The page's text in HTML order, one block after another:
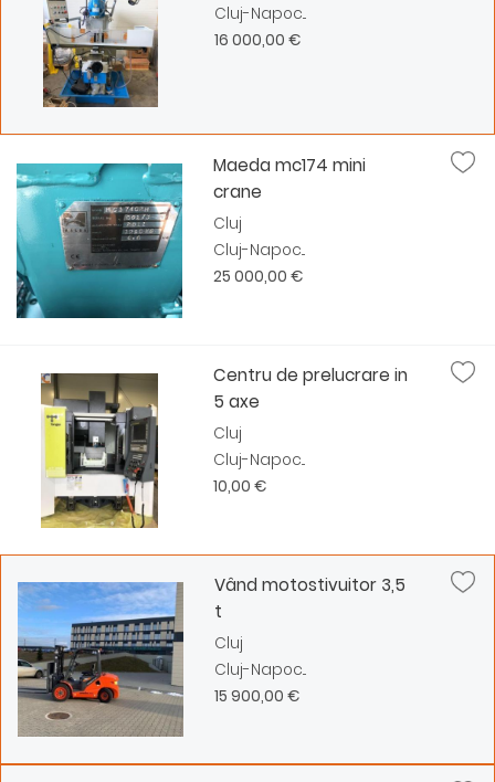
Cluj-Napoc...
16 000,00 €
Maeda mc174 mini
crane
Cluj
Cluj-Napoc...
25 000,00 €
Centru de prelucrare in
5 axe
Cluj
Cluj-Napoc...
10,00 €
Vând motostivuitor 3,5
t
Cluj
Cluj-Napoc...
15 900,00 €